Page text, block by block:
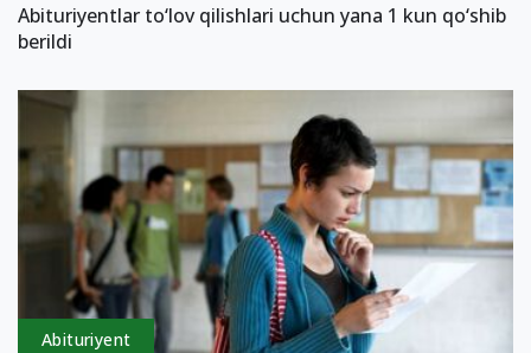
Abituriyentlar to‘lov qilishlari uchun yana 1 kun qo‘shib
berildi
Abituriyent